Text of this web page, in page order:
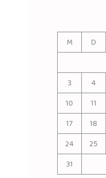
M
D
3
4
10
11
17
18
24
25
31